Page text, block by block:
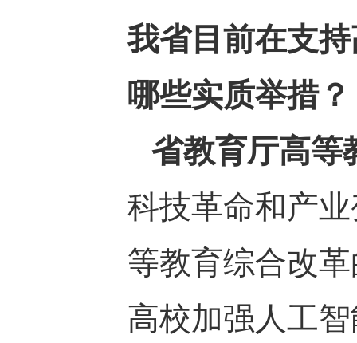
我省目前在支
哪些实质举措？
省教育厅高等
科技革命和产
等教育综合改
高校加强人工